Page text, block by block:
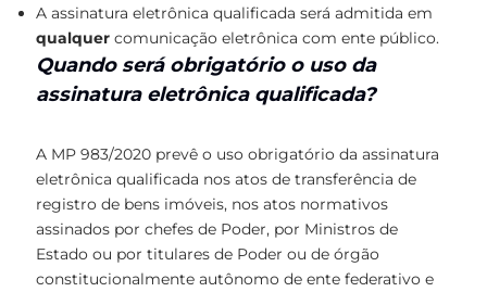
A assinatura eletrônica qualificada será admitida em
qualquer comunicação eletrônica com ente público.
Quando será obrigatório o uso da
assinatura eletrônica qualificada?
A MP 983/2020 prevê o uso obrigatório da assinatura
eletrônica qualificada nos atos de transferência de
registro de bens imóveis, nos atos normativos
assinados por chefes de Poder, por Ministros de
Estado ou por titulares de Poder ou de órgão
constitucionalmente autônomo de ente federativo e